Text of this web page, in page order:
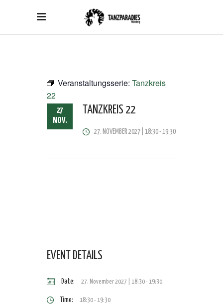
Veranstaltungsserie: Tanzkreis
22
27
NOV.
TANZKREIS 22
27. NOVEMBER 2027 | 18:30-19:30
EVENT DETAILS
Date: 27. November 2027 | 18:30-19:30
Time: 18:30 - 19:30